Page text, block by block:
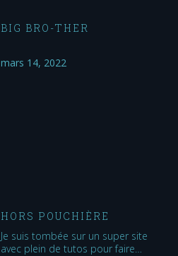
BIG BRO-THER
mars 14, 2022
HORS POUCHIÈRE
Je suis tombée sur un super site
avec plein de tutos pour faire…